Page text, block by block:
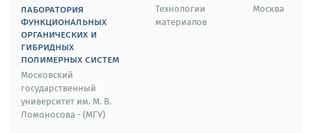
лаборатория
функциональных
органических и
гибридных
полимерных систем
Московский
государственный
университет им. М. В.
Ломоносова - (МГУ)
Технологии
материалов
Москва